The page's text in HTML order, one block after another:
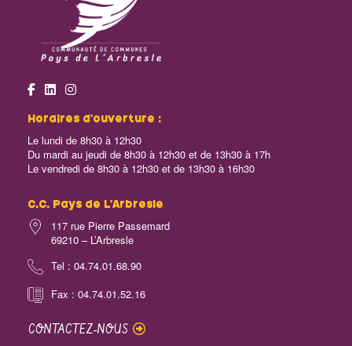
Horaires d’ouverture :
Le lundi de 8h30 à 12h30
Du mardi au jeudi de 8h30 à 12h30 et de 13h30 à 17h
Le vendredi de 8h30 à 12h30 et de 13h30 à 16h30
C.C. Pays de L’Arbresle
117 rue Pierre Passemard
69210 – L’Arbresle
Tel : 04.74.01.68.90
Fax : 04.74.01.52.16
CONTACTEZ-NOUS